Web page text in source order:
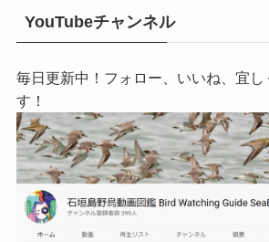
YouTubeチャンネル
毎日更新中！フォロー、いいね、宜し
す！